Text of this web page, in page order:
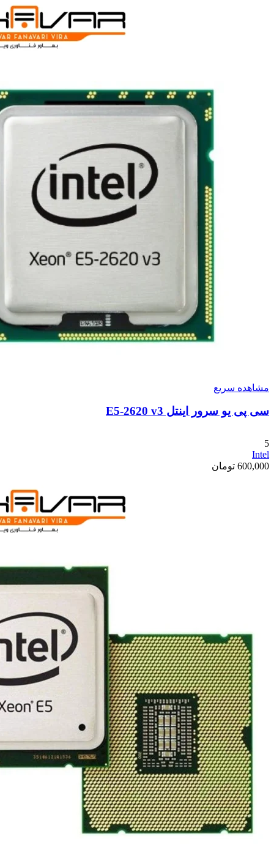
مشاهده سریع
سی پی یو سرور اینتل E5-2620 v3
5
Intel
600,000 تومان